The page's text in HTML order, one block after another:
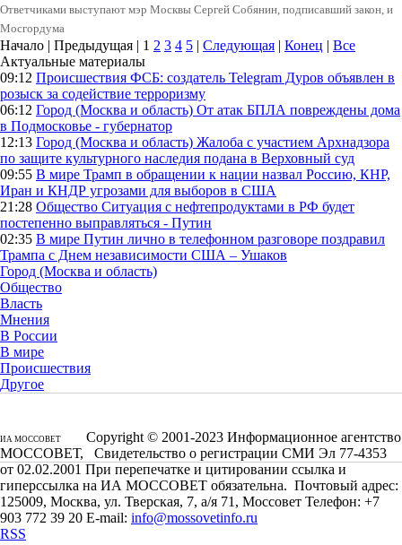
Ответчиками выступают мэр Москвы Сергей Собянин, подписавший закон, и
Мосгордума
Начало | Предыдущая | 1 2 3 4 5 | Следующая | Конец | Все
Актуальные материалы
09:12 Происшествия ФСБ: создатель Telegram Дуров объявлен в
розыск за содействие терроризму
06:12 Город (Москва и область) От атак БПЛА повреждены дома
в Подмосковье - губернатор
12:13 Город (Москва и область) Жалоба с участием Архнадзора
по защите культурного наследия подана в Верховный суд
09:55 В мире Трамп в обращении к нации назвал Россию, КНР,
Иран и КНДР угрозами для выборов в США
21:28 Общество Ситуация с нефтепродуктами в РФ будет
постепенно выправляться - Путин
02:35 В мире Путин лично в телефонном разговоре поздравил
Трампа с Днем независимости США – Ушаков
Город (Москва и область)
Общество
Власть
Мнения
В России
В мире
Происшествия
Другое
ИА МОССОВЕТ
Copyright © 2001-2023 Информационное агентство
МОССОВЕТ, Свидетельство о регистрации СМИ Эл 77-4353
от 02.02.2001 При перепечатке и цитировании ссылка и
гиперссылка на ИА МОССОВЕТ обязательна. Почтовый адрес:
125009, Москва, ул. Тверская, 7, а/я 71, Моссовет Телефон: +7
903 772 39 20 E-mail: info@mossovetinfo.ru
RSS